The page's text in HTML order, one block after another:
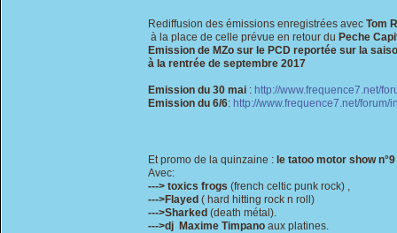
Rediffusion des émissions enregistrées avec Tom
à la place de celle prévue en retour du Peche
Emission de MZo sur le PCD reportée sur la
à la rentrée de septembre 2017
Emission du 30 mai : http://www.frequence7.net/
Emission du 6/6: http://www.frequence7.net/
Et promo de la quinzaine : le tatoo motor show
Avec:
---> toxics frogs (french celtic punk rock) ,
--->Flayed ( hard hitting rock n roll)
--->Sharked (death métal).
--->dj Maxime Timpano aux platines.